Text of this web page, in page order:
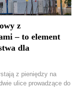
z
– to element
dla
z pieniędzy na
ulice prowadzące do